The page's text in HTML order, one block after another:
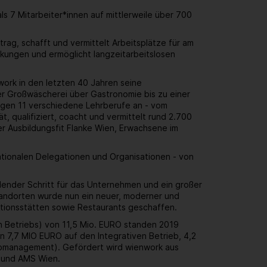
7 Mitarbeiter*innen auf mittlerweile über 700
schafft und vermittelt Arbeitsplätze für am
und ermöglicht langzeitarbeitslosen
in den letzten 40 Jahren seine
über Gastronomie bis zu einer
11 verschiedene Lehrberufe an - vom
qualifiziert, coacht und vermittelt rund 2.700
Flanke Wien, Erwachsene im
Delegationen und Organisationen - von
Schritt für das Unternehmen und ein großer
wurde nun ein neuer, moderner und
sowie Restaurants geschaffen.
von 11,5 Mio. EURO standen 2019
MIO EURO auf den Integrativen Betrieb, 4,2
Gefördert wird wienwork aus
AMS Wien.